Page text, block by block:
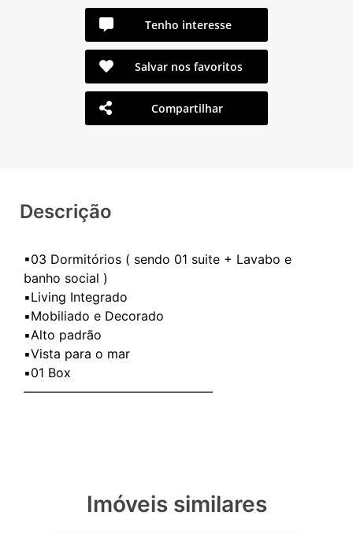
Tenho interesse
Salvar nos favoritos
Compartilhar
Descrição
▪03 Dormitórios ( sendo 01 suite + Lavabo e
banho social )
▪️Living Integrado
▪️Mobiliado e Decorado
▪️Alto padrão
▪️Vista para o mar
▪️01 Box
———————————————
Imóveis similares